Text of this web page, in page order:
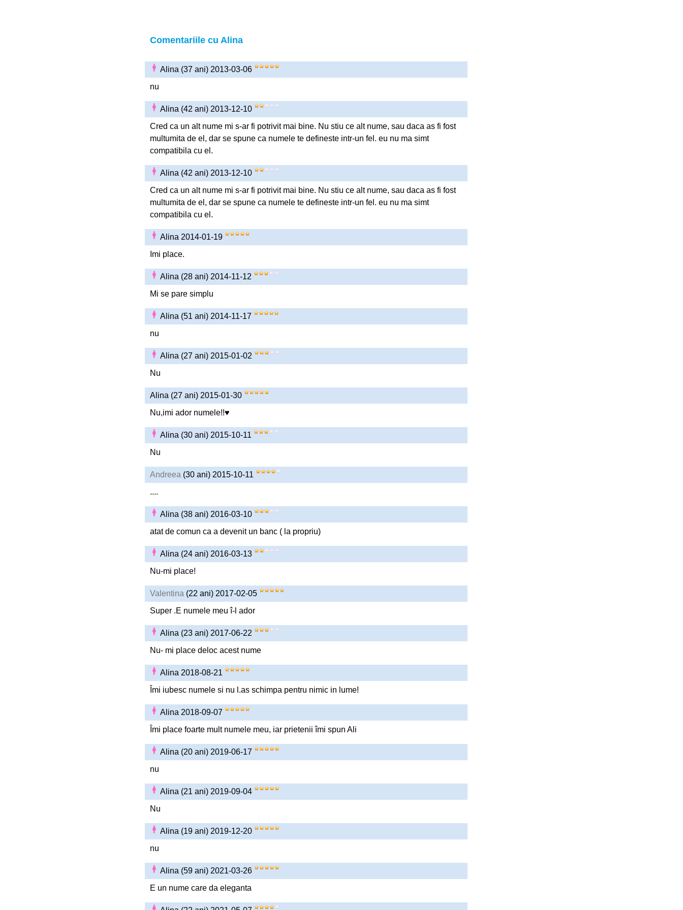
Comentariile cu Alina
Alina (37 ani) 2013-03-06
nu
Alina (42 ani) 2013-12-10
Cred ca un alt nume mi s-ar fi potrivit mai bine. Nu stiu ce alt nume, sau daca as fi fost
multumita de el, dar se spune ca numele te defineste intr-un fel. eu nu ma simt
compatibila cu el.
Alina (42 ani) 2013-12-10
Cred ca un alt nume mi s-ar fi potrivit mai bine. Nu stiu ce alt nume, sau daca as fi fost
multumita de el, dar se spune ca numele te defineste intr-un fel. eu nu ma simt
compatibila cu el.
Alina 2014-01-19
Imi place.
Alina (28 ani) 2014-11-12
Mi se pare simplu
Alina (51 ani) 2014-11-17
nu
Alina (27 ani) 2015-01-02
Nu
Alina (27 ani) 2015-01-30
Nu,imi ador numele!!♥
Alina (30 ani) 2015-10-11
Nu
Andreea (30 ani) 2015-10-11
....
Alina (38 ani) 2016-03-10
atat de comun ca a devenit un banc ( la propriu)
Alina (24 ani) 2016-03-13
Nu-mi place!
Valentina (22 ani) 2017-02-05
Super .E numele meu î-l ador
Alina (23 ani) 2017-06-22
Nu- mi place deloc acest nume
Alina 2018-08-21
Îmi iubesc numele si nu l.as schimpa pentru nimic in lume!
Alina 2018-09-07
Îmi place foarte mult numele meu, iar prietenii îmi spun Ali
Alina (20 ani) 2019-06-17
nu
Alina (21 ani) 2019-09-04
Nu
Alina (19 ani) 2019-12-20
nu
Alina (59 ani) 2021-03-26
E un nume care da eleganta